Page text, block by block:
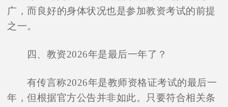
广，而良好的身体状况也是参加教资考试的前提
之一。
四、教资2026年是最后一年了？
有传言称2026年是教师资格证考试的最后一
年，但根据官方公告并非如此。只要符合相关条